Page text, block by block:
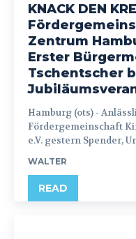
KNACK DEN
Zentrum
Erster
Tschentscher
Hamburg (ots) - Anlässlich ihres 50. Jubiläums lud die
Fördergemeinschaft
e.V. gestern Spender,
WALTER
READ